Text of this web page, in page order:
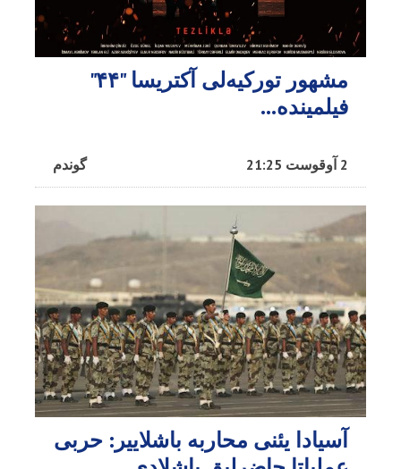
مشهور تورکیه‌لی آکتریسا "۴۴"
فیلمینده...
گوندم 2 آوقوست 21:25
آسیادا یئنی محاربه باشلاییر: حربی